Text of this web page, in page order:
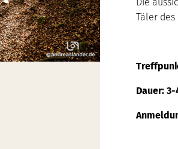
Täler des
Dauer: